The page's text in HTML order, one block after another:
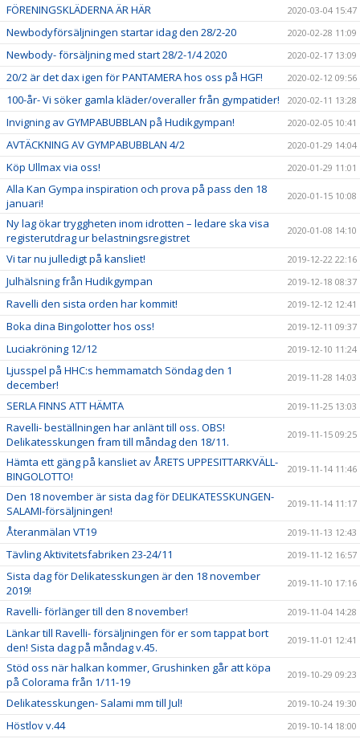
FÖRENINGSKLÄDERNA ÄR HÄR 2020-03-04 15:47
Newbodyförsäljningen startar idag den 28/2-20 2020-02-28 11:09
Newbody- försäljning med start 28/2-1/4 2020 2020-02-17 13:09
20/2 är det dax igen för PANTAMERA hos oss på HGF! 2020-02-12 09:56
100-år- Vi söker gamla kläder/overaller från gympatider! 2020-02-11 13:28
Invigning av GYMPABUBBLAN på Hudikgympan! 2020-02-05 10:41
AVTÄCKNING AV GYMPABUBBLAN 4/2 2020-01-29 14:04
Köp Ullmax via oss! 2020-01-29 11:01
Alla Kan Gympa inspiration och prova på pass den 18
januari!
2020-01-15 10:08
Ny lag ökar tryggheten inom idrotten – ledare ska visa
registerutdrag ur belastningsregistret
2020-01-08 14:10
Vi tar nu julledigt på kansliet! 2019-12-22 22:16
Julhälsning från Hudikgympan 2019-12-18 08:37
Ravelli den sista orden har kommit! 2019-12-12 12:41
Boka dina Bingolotter hos oss! 2019-12-11 09:37
Luciakröning 12/12 2019-12-10 11:24
Ljusspel på HHC:s hemmamatch Söndag den 1
december!
2019-11-28 14:03
SERLA FINNS ATT HÄMTA 2019-11-25 13:03
Ravelli- beställningen har anlänt till oss. OBS!
Delikatesskungen fram till måndag den 18/11.
2019-11-15 09:25
Hämta ett gäng på kansliet av ÅRETS UPPESITTARKVÄLL-
BINGOLOTTO!
2019-11-14 11:46
Den 18 november är sista dag för DELIKATESSKUNGEN-
SALAMI-försäljningen!
2019-11-14 11:17
Återanmälan VT19 2019-11-13 12:43
Tävling Aktivitetsfabriken 23-24/11 2019-11-12 16:57
Sista dag för Delikatesskungen är den 18 november
2019!
2019-11-10 17:16
Ravelli- förlänger till den 8 november! 2019-11-04 14:28
Länkar till Ravelli- försäljningen för er som tappat bort
den! Sista dag på måndag v.45.
2019-11-01 12:41
Stöd oss när halkan kommer, Grushinken går att köpa
på Colorama från 1/11-19
2019-10-29 09:23
Delikatesskungen- Salami mm till Jul! 2019-10-24 19:30
Höstlov v.44 2019-10-14 18:00